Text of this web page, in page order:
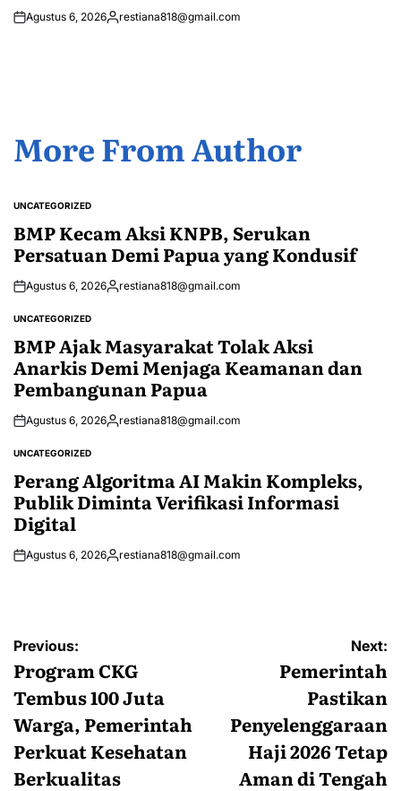
Agustus 6, 2026Posted
restiana818@gmail.com
More From Author
POSTED
UNCATEGORIZED
BMP Kecam Aksi KNPB, Serukan
Persatuan Demi Papua yang Kondusif
Agustus 6, 2026Posted
restiana818@gmail.com
POSTED
UNCATEGORIZED
BMP Ajak Masyarakat Tolak Aksi
Anarkis Demi Menjaga Keamanan dan
Pembangunan Papua
Agustus 6, 2026Posted
restiana818@gmail.com
POSTED
UNCATEGORIZED
Perang Algoritma AI Makin Kompleks,
Publik Diminta Verifikasi Informasi
Digital
Agustus 6, 2026Posted
restiana818@gmail.com
Navigasi
pos
Previous:
Program CKG
Tembus 100 Juta
Warga, Pemerintah
Perkuat Kesehatan
Berkualitas
Next:
Pemerintah
Pastikan
Penyelenggaraan
Haji 2026 Tetap
Aman di Tengah